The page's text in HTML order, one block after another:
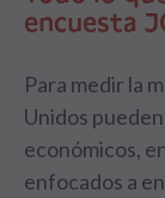
encuesta
Para medir la
Unidos
económicos,
enfocados a